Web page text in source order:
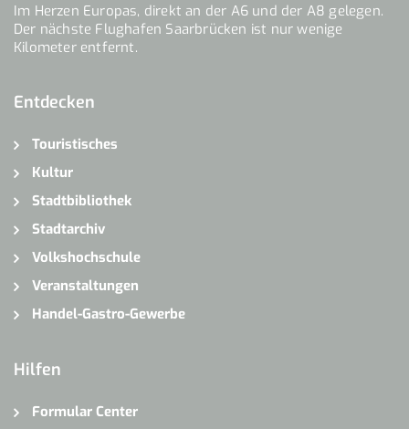
Im Herzen Europas, direkt an der A6 und der A8 gelegen.
Der nächste Flughafen Saarbrücken ist nur wenige
Kilometer entfernt.
Entdecken
Touristisches
Kultur
Stadtbibliothek
Stadtarchiv
Volkshochschule
Veranstaltungen
Handel-Gastro-Gewerbe
Hilfen
Formular Center